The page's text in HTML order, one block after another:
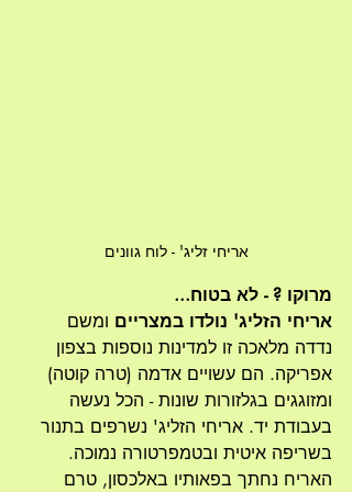
אריחי זליג' - לוח גוונים
מרוקו ? - לא בטוח...
אריחי הזליג' נולדו במצריים ומשם
נדדה מלאכה זו למדינות נוספות בצפון
אפריקה. הם עשויים אדמה (טרה קוטה)
ומזוגגים בגלזורות שונות - הכל נעשה
בעבודת יד. אריחי הזליג' נשרפים בתנור
בשריפה איטית ובטמפרטורה נמוכה.
האריח נחתך בפאותיו באלכסון, טרם